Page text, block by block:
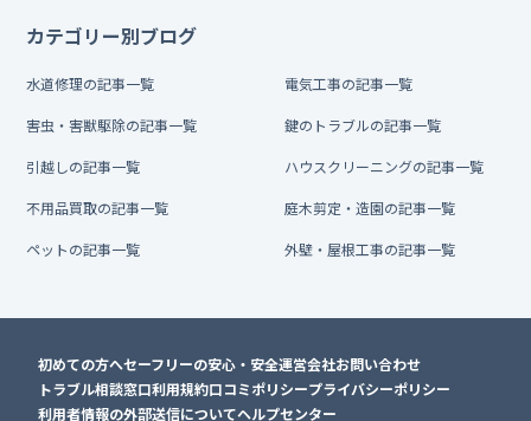
カテゴリー別ブログ
水道修理の記事一覧 電気工事の記事一覧
害虫・害獣駆除の記事一覧 鍵のトラブルの記事一覧
引越しの記事一覧 ハウスクリーニングの記事一覧
不用品買取の記事一覧 庭木剪定・造園の記事一覧
ペットの記事一覧 外壁・屋根工事の記事一覧
初めての方へセーフリーの安心・安全運営会社お問い合わせ
トラブル相談窓口利用規約口コミポリシープライバシーポリシー
利用者情報の外部送信についてヘルプセンター